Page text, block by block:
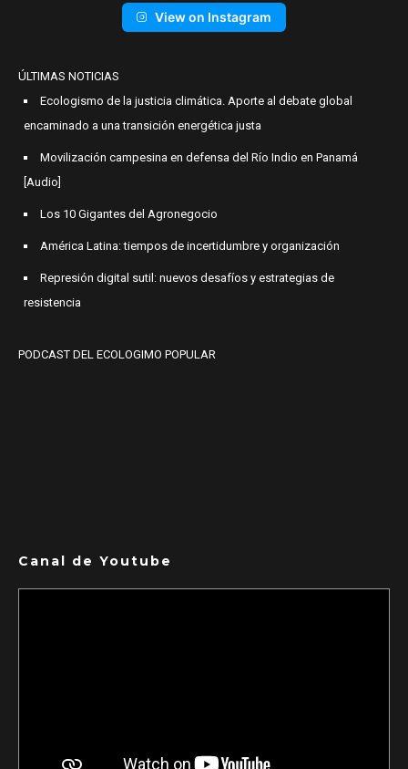
View on Instagram
ÚLTIMAS NOTICIAS
Ecologismo de la justicia climática. Aporte al debate global
encaminado a una transición energética justa
Movilización campesina en defensa del Río Indio en Panamá
[Audio]
Los 10 Gigantes del Agronegocio
América Latina: tiempos de incertidumbre y organización
Represión digital sutil: nuevos desafíos y estrategias de
resistencia
PODCAST DEL ECOLOGIMO POPULAR
Canal de Youtube